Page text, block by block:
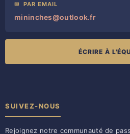
✉ PAR EMAIL
mininches@outlook.fr
ÉCRIRE À
SUIVEZ-NOUS
Rejoignez notre communauté de